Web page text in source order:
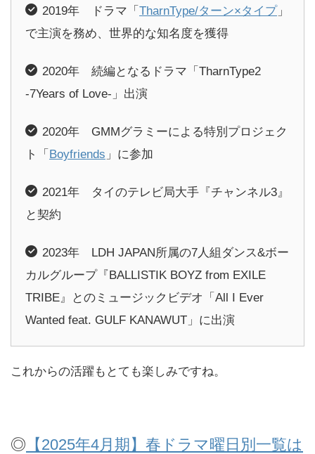
2019年 ドラマ「 TharnType/ターン×タイプ」
で主演を務め、世界的な知名度を獲得
2020年 続編となるドラマ「TharnType2
-7Years of Love-」出演
2020年 GMMグラミーによる特別プロジェク
ト「 Boyfriends 」に参加
2021年 タイのテレビ局大手『チャンネル3』
と契約
2023年 LDH JAPAN所属の7人組ダンス&ボー
カルグループ『BALLISTIK BOYZ from EXILE
TRIBE』とのミュージックビデオ「All I Ever
Wanted feat. GULF KANAWUT」に出演
これからの活躍もとても楽しみですね。
◎ 【2025年4月期】春ドラマ曜日別一覧は